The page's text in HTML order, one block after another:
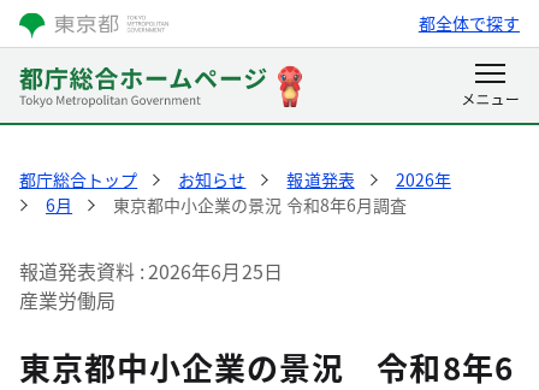
都全体で探す
都庁総合トップ お知らせ 報道発表
2026年
6月
東京都中小企業の景況 令和8年6月調査
報道発表資料 2026年6月25日
産業労働局
東京都中小企業の景況 令和8年6